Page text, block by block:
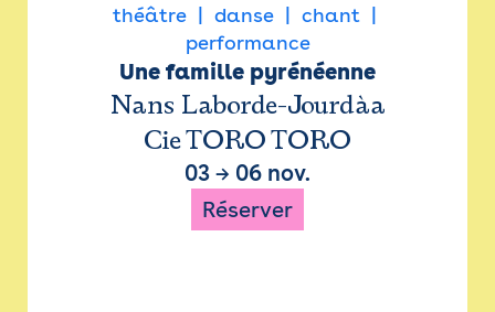
théâtre danse
chant
performance
Une famille pyrénéenne
Nans Laborde-Jourdàa
Cie TORO TORO
03 → 06 nov.
Réserver